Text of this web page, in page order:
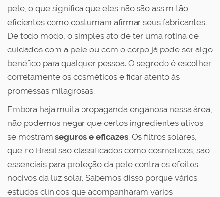
pele, o que significa que eles não são assim tão
eficientes como costumam afirmar seus fabricantes.
De todo modo, o simples ato de ter uma rotina de
cuidados com a pele ou com o corpo já pode ser algo
benéfico para qualquer pessoa. O segredo é escolher
corretamente os cosméticos e ficar atento às
promessas milagrosas.
Embora haja muita propaganda enganosa nessa área,
não podemos negar que certos ingredientes ativos
se mostram seguros e eficazes. Os filtros solares,
que no Brasil são classificados como cosméticos, são
essenciais para proteção da pele contra os efeitos
nocivos da luz solar. Sabemos disso porque vários
estudos clínicos que acompanharam vários